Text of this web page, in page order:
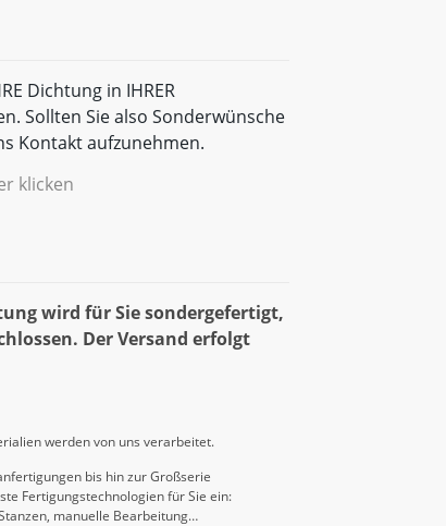
Dichtung in IHRER
Sollten Sie also Sonderwünsche
Kontakt aufzunehmen.
klicken
wird für Sie sondergefertigt,
Der Versand erfolgt
werden von uns verarbeitet.
bis hin zur Großserie
Fertigungstechnologien für Sie ein:
manuelle Bearbeitung…